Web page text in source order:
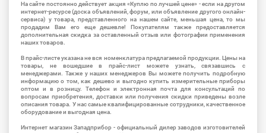
На сайте постоянно действует акция «Куплю по лучшей цене» - если на другом
интернет-ресурсе (доска объявлений, форум, или объявление другого онлайн-
сервиса) у товара, представленного на нашем сайте, меньшая цена, то мы
продадим Вам его еще дешевле! Покупателям также предоставляется
дополнительная скидка за оставленный отзыв или фотографии применения
наших товаров.
В прайс-листе указана не вся номенклатура предлагаемой продукции. Цены на
товары, не вошедшие в прайс-лист можете узнать, связавшись с
менеджерами. Также у наших менеджеров Вы можете получить подробную
информацию о том, как дешево и выгодно купить измерительные приборы
оптом и в розницу. Телефон и электронная почта для консультаций по
вопросам приобретения, доставки или получения скидки приведены возле
описания товара. У нас самые квалифицированные сотрудники, качественное
оборудование и выгодная цена.
Интернет магазин Западприбор - официальный дилер заводов изготовителей